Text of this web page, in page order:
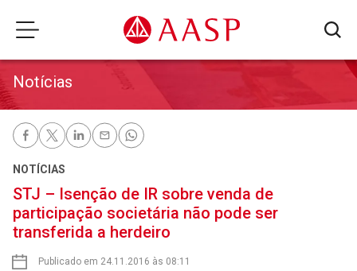
Notícias
NOTÍCIAS
STJ – Isenção de IR sobre venda de
participação societária não pode ser
transferida a herdeiro
Publicado em 24.11.2016 às 08:11